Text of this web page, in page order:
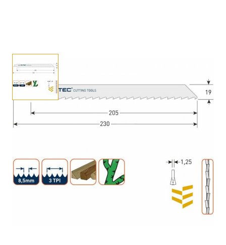
Een reciprozaag of reciprozaagmachine is een
langwerpig gereedschap, met op het einde een
decoupeerzaag. De reciprozaag heeft een sterkere
motor die ook meer toeren maakt dan een gewone
decoupeerzaag. De reciprozaag wordt gebruikt om
takken door te zagen, of metalen buizen, of tijdens
sloopwerkzaamheden om deurposten door te zagen,